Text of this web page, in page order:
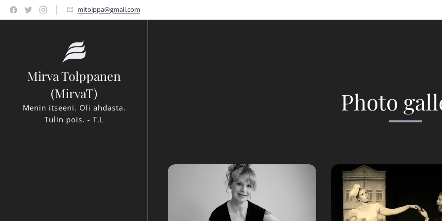
mitolppa@gmail.com
Mirva Tolppanen
(MirvaT)
Menin itseeni. Oli ahdasta.
Tulin pois. - T.L
Photo